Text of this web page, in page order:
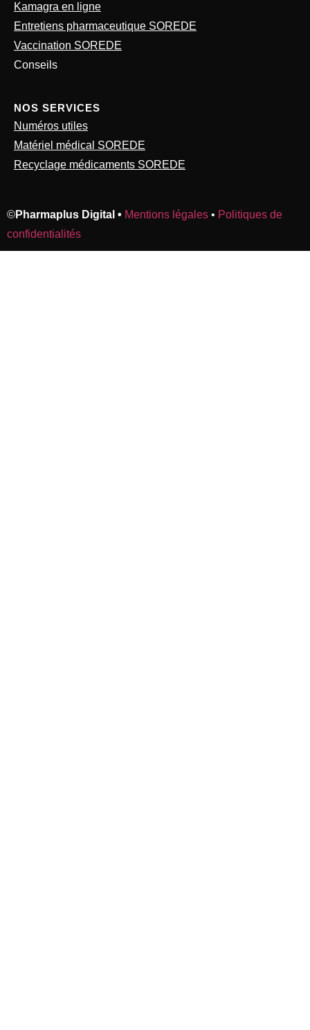
Kamagra en ligne
Entretiens pharmaceutique SOREDE
Vaccination SOREDE
Conseils
NOS SERVICES
Numéros utiles
Matériel médical SOREDE
Recyclage médicaments SOREDE
©Pharmaplus Digital • Mentions légales • Politiques de
confidentialités